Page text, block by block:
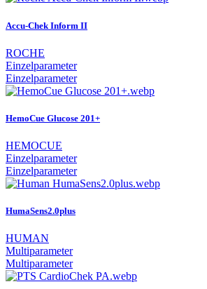
Accu-Chek Inform II
ROCHE
Einzelparameter
Einzelparameter
HemoCue Glucose 201+
HEMOCUE
Einzelparameter
Einzelparameter
HumaSens2.0plus
HUMAN
Multiparameter
Multiparameter